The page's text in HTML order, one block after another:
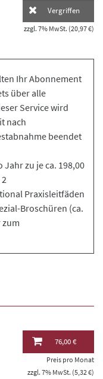
Vergriffen
zzgl. 7% MwSt. (20,97 €)
Ihr Abonnement
über alle
Service wird
nach
beendet
zu je ca. 198,00
Praxisleitfäden
Broschüren (ca.
zum
76,00 €
Preis pro Monat
zzgl. 7% MwSt. (5,32 €)